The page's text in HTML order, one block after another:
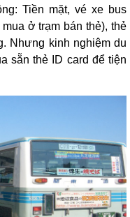
Tiền mặt, vé xe bus
ở trạm bán thẻ), thẻ
Nhưng kinh nghiệm du
sẵn thẻ ID card để tiện